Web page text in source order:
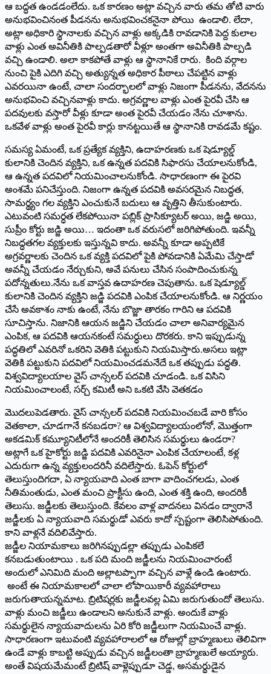
ఆ బద్ధత ఉండడంలేదు. ఒక కారణం అట్లా వచ్చిన వారు తమ తోటి వారు
అనుభవించినంత పీడనను అనుభవించకనైనా పోయి ­ ఉండాలి. లేదా,
అట్లా అధికారి స్థానాలకు వచ్చిన వాళ్లు అక్కడికి రావడానికి పెద్ద కులాల
వాళ్లు ఎంత అవినీతికి పాల్పడతారో వీళ్లూ అంతగా అవినీతికి పాల్పడి
వచ్చి ఉండాలి. అలా కాకపోతే వాళ్లు ఆ స్థానానికే రారు. కింది వర్గాల
నుంచి పైకి ఎదిగి వచ్చి అత్యున్నత అధికార పీఠాలు చేపట్టిన వాళ్లు
ఎవరయినా ఉంటే, చాలా సందర్భాలలో వాళ్లు నిజంగా పీడనను, వేదనను
అనుభవించి వచ్చినవాళ్లు కాదు. అగ్రవర్ణాల వాళ్లు ఎంత పైరవీ చేసి ఆ
పదవులకు వస్తారో వీళ్లు కూడా అంత పైరవీ చేయడం నేను చూశాను.
ఒకవేళ వాళ్లు అంత పైరవీ కార్లు కానట్టయితే ఆ స్థానానికి రావడమే కష్టం.
సమస్య ఏమంటే, ఒక ప్రత్యేక వ్యక్తిని, ఉదాహరణకు ఒక షెడ్యూల్డ్‌
కులానికి చెందిన వ్యక్తిని, ఒక ఉన్నత పదవికి సిఫారసు చేయాలనుకోండి,
ఆ ఉన్నత పదవిలో నియమించాలనుకోండి. సాధారణంగా ఈ పైరవి
అంశమే పనిచేస్తుంది. నిజంగా ఉన్నత పదవికి అవసరమైన నిబద్ధత,
సామర్థ్యం గల వ్యక్తిని ఎంచుకునే బదులు ఆ వృత్తిని తీసుకుంటారు.
ఎటువంటి సమర్ధత లేకపోయినా పబ్లిక్‌ ప్రాసిక్యూటర్‌ అయి, జడ్జి అయి,
సుప్రీం కోర్టు జడ్జి అయి… ఇదంతా ఒక వరుసలో జరిగిపోతుంది. ఇవన్నీ
నిబద్ధతగల వ్యక్తులకు ఇస్తున్నవి కాదు. అవన్నీ కూడా అప్పటికే
అగ్రవర్ణాలకు చెందిన ఒక వ్యక్తి పదవిలో పైకి పోవడానికి ఏమేమి చేస్తాడో
అవన్నీ చేయడం నేర్చుకుని, అవే పనులు చేసిన సంపాదించుకున్న
పదోన్నతులు.నేను ఒక వాస్తవ ఉదాహరణ చెపుతాను. ఒక షెడ్యూల్డ్‌
కులానికి చెందిన వ్యక్తిని జడ్జి పదవికి ఎంపిక చేయాలనుకోండి. ఆ నిర్ణయం
చేసే అవకాశం నాకు ఉంటే, నేను బొజ్జా తారకం గారిని ఆ పదవికి
సూచిస్తాను. నిజానికి ఆయన జడ్జిని చేయడం చాలా అనివార్యమైన
ఎంపిక, ఆ పదవికి ఆయనకంటే సమర్ధులు దొరకరు. కాని ఇప్పుడున్న
పద్ధతిలో ఎవరినో ఒకరిని వెతికి పట్టుకుని నియమిస్తారు.అసలు ఇట్లా
వెతికి పట్టుకుని పదవిలో నియమించడమనేదే ఒక తప్పుడు పద్ధతి.
విశ్వవిద్యాలయాల వైస్‌ చాన్సలర్‌ పదవికి చూడండి. ఒక విసిని
నియమించాలంటే, సర్చ్‌ కమిటీ అని ఒకటి వేసి వెతకడం
మొ­దలుపెడతారు. వైస్‌ చాన్సలర్‌ పదవికి నియమించబడే వారి కోసం
వెతకాలా, చూడగానే కనబడరా? ఆ విశ్వవిద్యాలయంలోనో, మొత్తంగా
అకడమిక్‌ కమ్యూనిటీలోనే అందరికీ తెలిసిన సమర్థులు ఉండరా?
అట్లాగే ఒక హైకోర్టు జడ్జి పదవికి ఎవరినైనా ఎంపిక చేయాలంటే, కళ్ల
ఎదురుగా ఉన్న వ్యక్తులందరినీ వదిలేస్తారు. ఓపెన్‌ కోర్టులో
తెలుస్తుందిగదా, ఏ న్యాయవాది ఎంత బాగా వాదించగలడు, ఎంత
నీతిమంతుడు, ఎంత మంచి ప్రాక్టీసు ఉంది, ఎంత శక్తి ఉంది, అందరికీ
తెలుసు. జడ్జీలకు తెలుస్తుంది. కేవలం వాళ్ల వాదనలు వినడం ద్వారానే
జడ్జీలకు ఏ న్యాయవాది సమర్థుడో ఎవరు కాదో స్పష్టంగా తెలిసిపోతుంది.
కాని వాళ్లనే వదిలివేస్తారు.
జడ్జీల నియామకాలు జరిగినప్పుడల్లా తప్పుడు ఎంపికలే
కనబడుతుంటాయి . ఒక పది మంది జడ్జీలను నియమించారంటే
అందులో ఎనిమిది మంది అల్లాటప్పాగా వచ్చిన వాళ్లే ఉండి ఉంటారు.
అంటే ఈ నియామకాలలో చాలా లోపాయికారీ వ్యవహారాలు
జరుగుతాయన్నమాట. బ్రిటిషర్లకు జడ్జీలవల్ల ఏమి జరుగుతుందో తెలుసు.
వాళ్లు మంచి జడ్జీలు ఉండాలని అనుకునే వాళ్లు. అందుకే వాళ్లు
సమర్థులైన న్యాయవాదులను ఏరి కోరి జడ్జీలుగా నియమించే వాళ్లు.
సాధారణంగా ఇటువంటి వ్యవహారాలలో ఆ రోజుల్లో బ్రాహ్మణులు తెలివిగా
ఉండే వాళ్లు కాబట్టి అప్పుడు వచ్చిన జడ్జీలంతా బ్రాహ్మణులే అయ్యారు.
అం­తే విషయమేమంటే బ్రిటిష్‌ వాళ్లెప్పుడూ చెడ్డ, అసమర్థుడైన